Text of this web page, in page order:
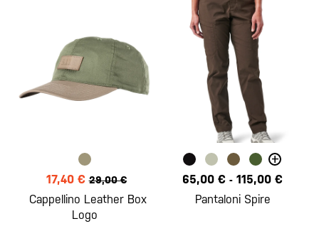
17,40 € 29,00 €
Cappellino Leather Box
Logo
+
65,00 € -115,00 €
Pantaloni Spire